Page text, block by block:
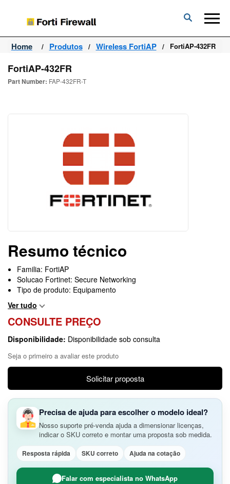
Forti
Firewall
Home Produtos Wireless FortiAP FortiAP-432FR
FortiAP-432FR
Part Number: FAP-432FR-T
Resumo técnico
Familia: FortiAP
Solucao Fortinet: Secure Networking
Tipo de produto: Equipamento
Ver tudo
CONSULTE PREÇO
Disponibilidade: Disponibilidade sob consulta
Seja o primeiro a avaliar este produto
Solicitar proposta
Precisa de ajuda para escolher o modelo ideal?
Nosso suporte pré-venda ajuda a dimensionar licenças,
indicar o SKU correto e montar uma proposta sob medida.
Resposta rápida SKU correto Ajuda na cotação
Falar com especialista no WhatsApp